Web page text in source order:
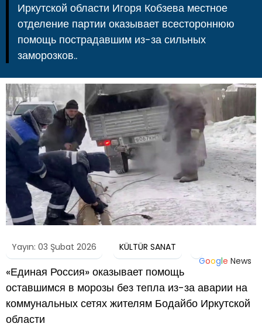
Иркутской области Игоря Кобзева местное
отделение партии оказывает всестороннюю
помощь пострадавшим из-за сильных
заморозков..
Yayın: 03 Şubat 2026
KÜLTÜR SANAT
Google News
«Единая Россия» оказывает помощь
оставшимся в морозы без тепла из-за аварии на
коммунальных сетях жителям Бодайбо Иркутской
области